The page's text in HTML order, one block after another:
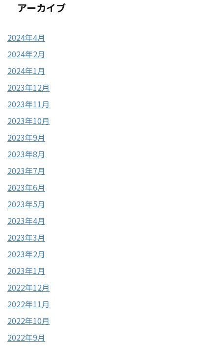
アーカイブ
2024年4月
2024年2月
2024年1月
2023年12月
2023年11月
2023年10月
2023年9月
2023年8月
2023年7月
2023年6月
2023年5月
2023年4月
2023年3月
2023年2月
2023年1月
2022年12月
2022年11月
2022年10月
2022年9月